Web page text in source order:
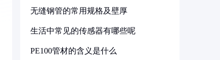
无缝钢管的常用规格及壁厚
生活中常见的传感器有哪些呢
PE100管材的含义是什么